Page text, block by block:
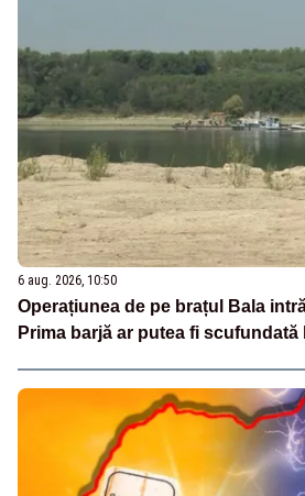
6 aug. 2026, 10:50
Operațiunea de pe brațul Bala
Prima barjă ar putea fi scufundată